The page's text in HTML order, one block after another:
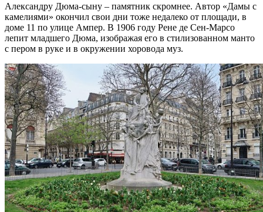
Александру Дюма-сыну – памятник скромнее. Автор «Дамы с
камелиями» окончил свои дни тоже недалеко от площади, в
доме 11 по улице Ампер. В 1906 году Рене де Сен-Марсо
лепит младшего Дюма, изображая его в стилизованном манто
с пером в руке и в окружении хоровода муз.